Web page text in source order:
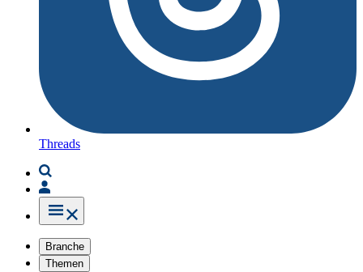
Threads
Branche
Themen